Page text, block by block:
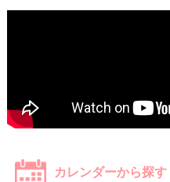
カレンダーから探す